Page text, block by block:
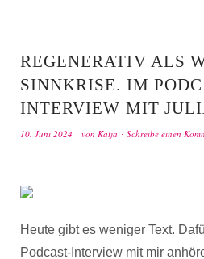
REGENERATIV ALS
SINNKRISE. IM
INTERVIEW MIT
10. Juni 2024 von Katja Schreibe einen
Heute gibt es weniger Text.
Podcast-Interview mit mir